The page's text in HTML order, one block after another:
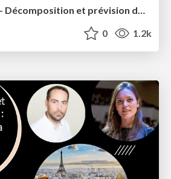
TSFR Edition #13 - Décomposition et prévision des Séries Temporelles : de la théorie à la pratique - Intro
0 1.2k